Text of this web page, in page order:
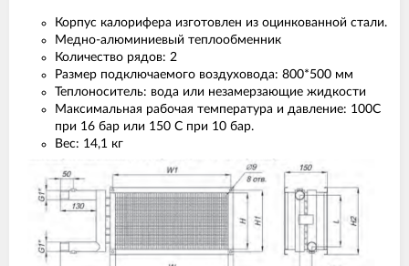
Корпус калорифера изготовлен из оцинкованной стали.
Медно-алюминиевый теплообменник
Количество рядов: 2
Размер подключаемого воздуховода: 800*500 мм
Теплоноситель: вода или незамерзающие жидкости
Максимальная рабочая температура и давление: 100С
при 16 бар или 150 С при 10 бар.
Вес: 14,1 кг